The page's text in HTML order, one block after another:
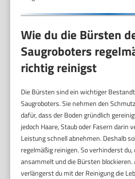
Wie du die Bürsten
Saugroboters
richtig reinigst
Die Bürsten sind ein wichtiger
Saugroboters. Sie nehmen den
dafür, dass der Boden gründlich
jedoch Haare, Staub oder Fasern darin
Leistung schnell abnehmen. Deshalb
regelmäßig reinigen. So verhinderst
ansammelt und die Bürsten blockieren.
verlängerst du mit der Reinigung die